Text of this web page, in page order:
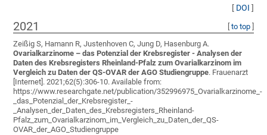
[ DOI ]
2021 to top]
Zeißig S, Hamann R, Justenhoven C, Jung D, Hasenburg A.
Ovarialkarzinome – das Potenzial der Krebsregister - Analysen der
Daten des Krebsregisters Rheinland-Pfalz zum Ovarialkarzinom im
Vergleich zu Daten der QS-OVAR der AGO Studiengruppe. Frauenarzt
[Internet]. 2021;62(5):306-10. Available from:
https://www.researchgate.net/publication/352996975_Ovarialkarzinome_-
_das_Potenzial_der_Krebsregister_-
_Analysen_der_Daten_des_Krebsregisters_Rheinland-
Pfalz_zum_Ovarialkarzinom_im_Vergleich_zu_Daten_der_QS-
OVAR_der_AGO_Studiengruppe